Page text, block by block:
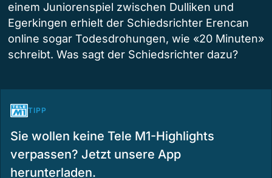
einem Juniorenspiel zwischen Dulliken und
Egerkingen erhielt der Schiedsrichter Erencan
online sogar Todesdrohungen, wie «20 Minuten»
schreibt. Was sagt der Schiedsrichter dazu?
TIPP
Sie wollen keine Tele M1-Highlights
verpassen? Jetzt unsere App
herunterladen.